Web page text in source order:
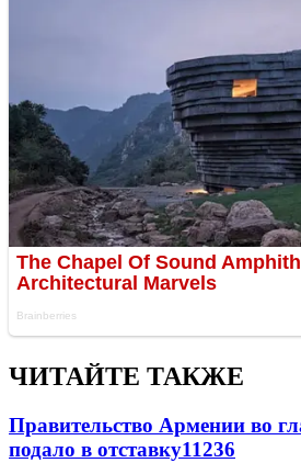
ЧИТАЙТЕ ТАКЖЕ
Правительство Армении во
подало в отставку11236